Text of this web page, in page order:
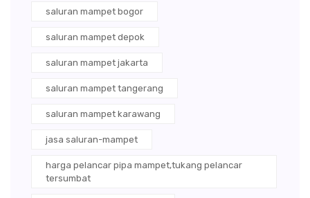
saluran mampet bogor
saluran mampet depok
saluran mampet jakarta
saluran mampet tangerang
saluran mampet karawang
jasa saluran-mampet
harga pelancar pipa mampet,tukang pelancar
tersumbat